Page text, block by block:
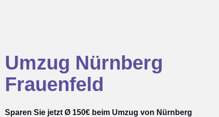
Umzug Nürnberg
Frauenfeld
Sparen Sie jetzt Ø 150€ beim Umzug von Nürnberg